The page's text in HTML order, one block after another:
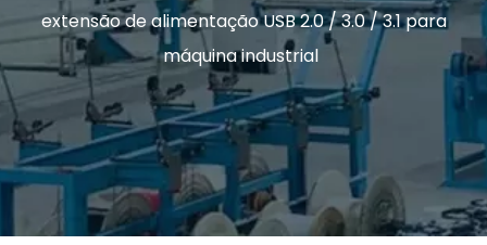
extensão de alimentação USB 2.0 / 3.0 / 3.1 para
máquina industrial